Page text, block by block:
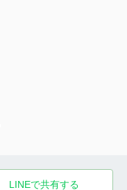
LINEで共有する